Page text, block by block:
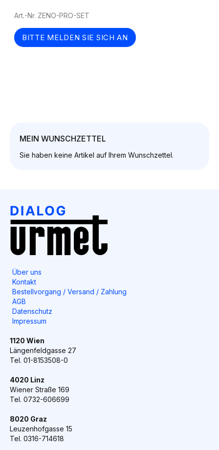
Art.-Nr. ZENO-PRO-SET
BITTE MELDEN SIE SICH AN
MEIN WUNSCHZETTEL
Sie haben keine Artikel auf Ihrem Wunschzettel.
Über uns
Kontakt
Bestellvorgang / Versand / Zahlung
AGB
Datenschutz
Impressum
1120 Wien
Längenfeldgasse 27
Tel. 01-8153508-0
4020 Linz
Wiener Straße 169
Tel. 0732-606699
8020 Graz
Leuzenhofgasse 15
Tel. 0316-714618